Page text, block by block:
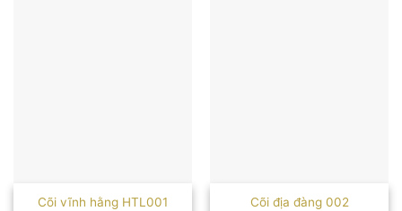
Cõi vĩnh hằng HTL001 Cõi địa đàng 002